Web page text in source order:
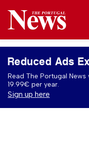
Reduced Ads
Read The Portugal
19.99€ per year.
Sign up here